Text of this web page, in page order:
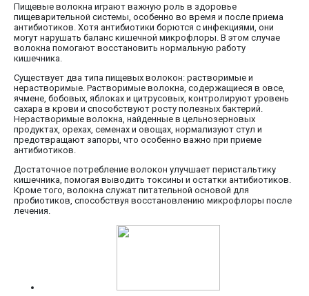
Пищевые волокна играют важную роль в здоровье
пищеварительной системы, особенно во время и после приема
антибиотиков. Хотя антибиотики борются с инфекциями, они
могут нарушать баланс кишечной микрофлоры. В этом случае
волокна помогают восстановить нормальную работу
кишечника.
Существует два типа пищевых волокон: растворимые и
нерастворимые. Растворимые волокна, содержащиеся в овсе,
ячмене, бобовых, яблоках и цитрусовых, контролируют уровень
сахара в крови и способствуют росту полезных бактерий.
Нерастворимые волокна, найденные в цельнозерновых
продуктах, орехах, семенах и овощах, нормализуют стул и
предотвращают запоры, что особенно важно при приеме
антибиотиков.
Достаточное потребление волокон улучшает перистальтику
кишечника, помогая выводить токсины и остатки антибиотиков.
Кроме того, волокна служат питательной основой для
пробиотиков, способствуя восстановлению микрофлоры после
лечения.